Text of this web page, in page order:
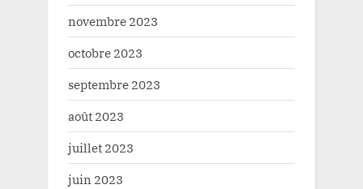
novembre 2023
octobre 2023
septembre 2023
août 2023
juillet 2023
juin 2023